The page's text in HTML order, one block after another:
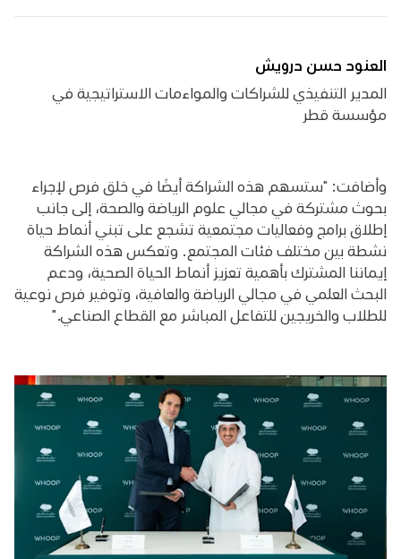
العنود حسن درويش
المدير التنفيذي للشراكات والمواءمات الاستراتيجية في
مؤسسة قطر
وأضافت: "ستسهم هذه الشراكة أيضًا في خلق فرص لإجراء
بحوث مشتركة في مجالي علوم الرياضة والصحة، إلى جانب
إطلاق برامج وفعاليات مجتمعية تشجع على تبني أنماط حياة
نشطة بين مختلف فئات المجتمع. وتعكس هذه الشراكة
إيماننا المشترك بأهمية تعزيز أنماط الحياة الصحية، ودعم
البحث العلمي في مجالي الرياضة والعافية، وتوفير فرص نوعية
للطلاب والخريجين للتفاعل المباشر مع القطاع الصناعي."